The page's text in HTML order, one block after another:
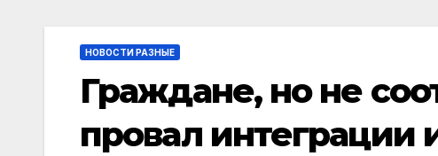
НОВОСТИ РАЗНЫЕ
Граждане, но не
провал интеграции